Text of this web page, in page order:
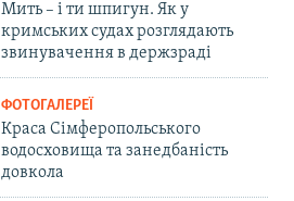
Мить – і ти шпигун. Як у
кримських судах розглядають
звинувачення в держзраді
ФОТОГАЛЕРЕЇ
Краса Сімферопольського
водосховища та занедбаність
довкола